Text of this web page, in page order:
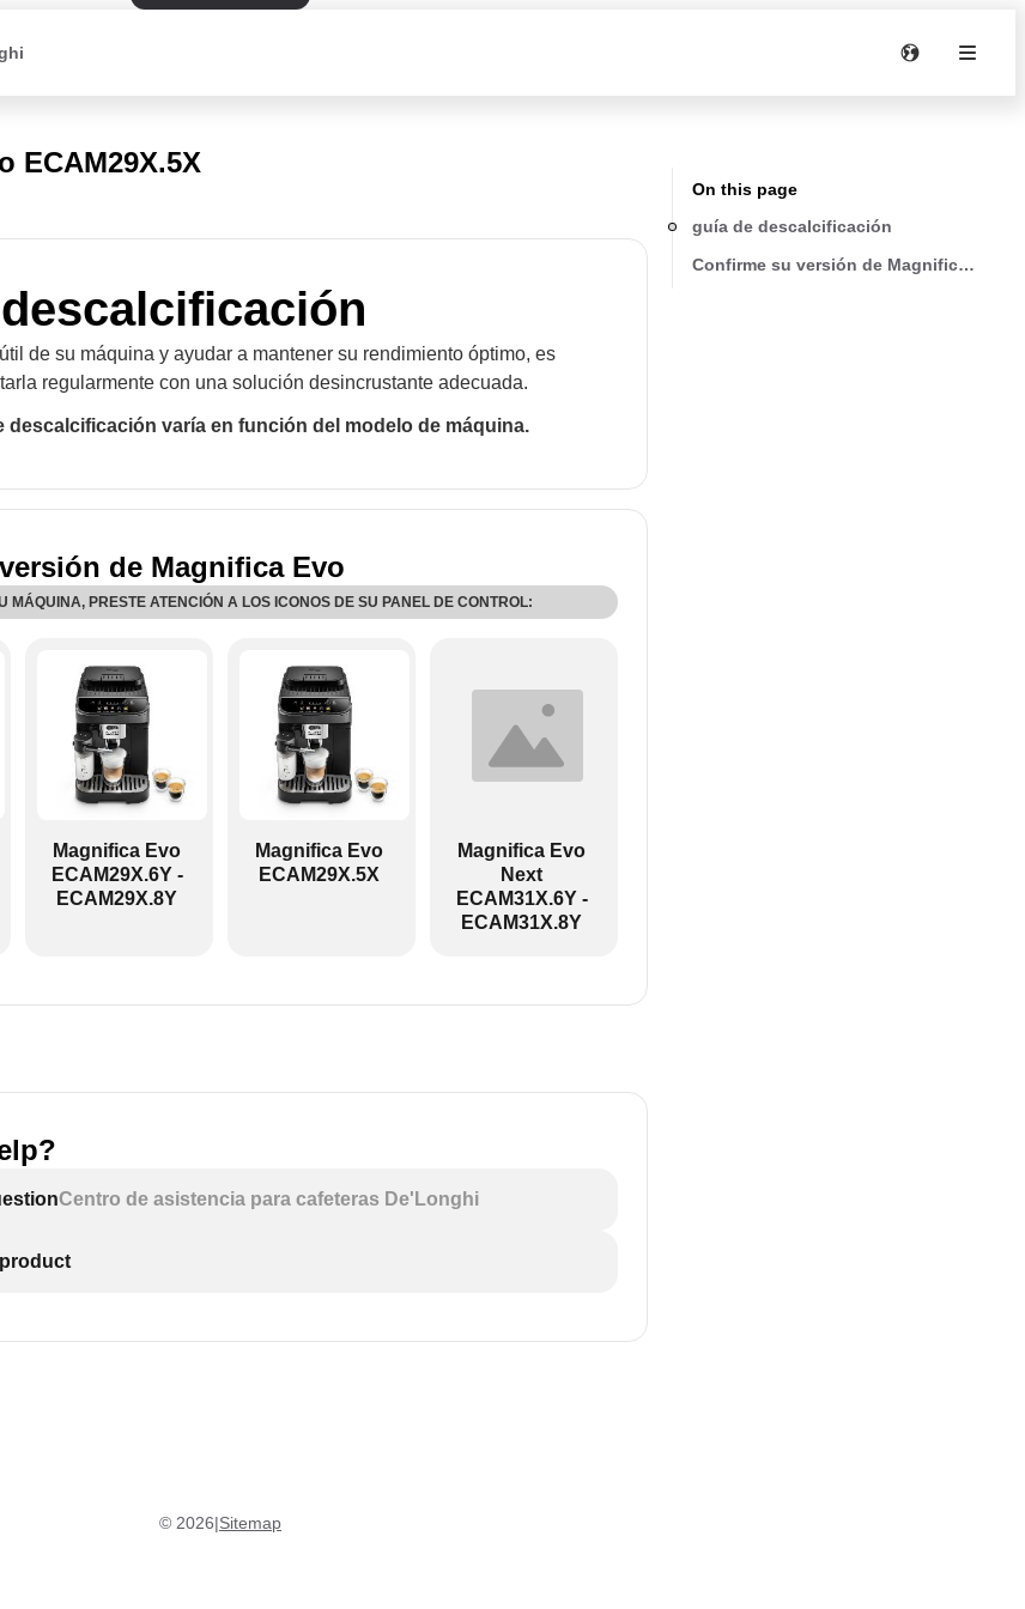
ECAM29X.5X
de su máquina y ayudar a mantener su rendimiento óptimo, es
regularmente con una solución desincrustante adecuada.
varía en función del modelo de máquina.
de Magnifica Evo
MÁQUINA, PRESTE ATENCIÓN A LOS ICONOS DE SU PANEL DE CONTROL:
EX:2:
Magnifica Evo
ECAM29X.6Y -
ECAM29X.8Y
Magnifica Evo
ECAM29X.5X
Magnifica Evo
Next
ECAM31X.6Y -
ECAM31X.8Y
Centro de asistencia para cafeteras De'Longhi
On this page
guía de descalcificación
Confirme su versión de Magnifica Evo
© 2026|Sitemap